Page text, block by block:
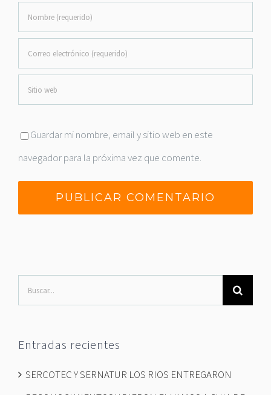
Guardar mi nombre, email y sitio web en este
navegador para la próxima vez que comente.
Buscar:
Entradas recientes
SERCOTEC Y SERNATUR LOS RIOS ENTREGARON